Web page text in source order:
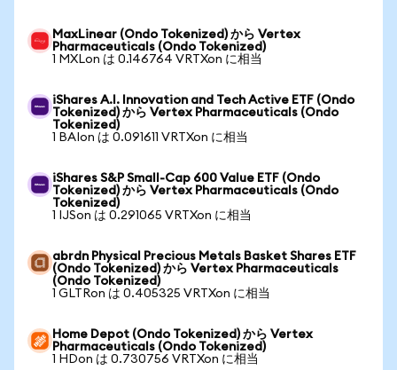
MaxLinear (Ondo Tokenized) から Vertex
Pharmaceuticals (Ondo Tokenized)
1 MXLon は 0.146764 VRTXon に相当
iShares A.I. Innovation and Tech Active ETF (Ondo
Tokenized) から Vertex Pharmaceuticals (Ondo
Tokenized)
1 BAIon は 0.091611 VRTXon に相当
iShares S&P Small-Cap 600 Value ETF (Ondo
Tokenized) から Vertex Pharmaceuticals (Ondo
Tokenized)
1 IJSon は 0.291065 VRTXon に相当
abrdn Physical Precious Metals Basket Shares ETF
(Ondo Tokenized) から Vertex Pharmaceuticals
(Ondo Tokenized)
1 GLTRon は 0.405325 VRTXon に相当
Home Depot (Ondo Tokenized) から Vertex
Pharmaceuticals (Ondo Tokenized)
1 HDon は 0.730756 VRTXon に相当